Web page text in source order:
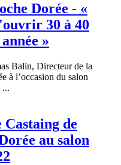
Dorée - «
30 à 40
»
Balin, Directeur de la
à l’occasion du salon
...
de
au salon